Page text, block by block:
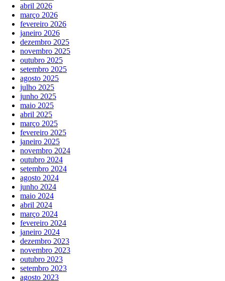
abril 2026
março 2026
fevereiro 2026
janeiro 2026
dezembro 2025
novembro 2025
outubro 2025
setembro 2025
agosto 2025
julho 2025
junho 2025
maio 2025
abril 2025
março 2025
fevereiro 2025
janeiro 2025
novembro 2024
outubro 2024
setembro 2024
agosto 2024
junho 2024
maio 2024
abril 2024
março 2024
fevereiro 2024
janeiro 2024
dezembro 2023
novembro 2023
outubro 2023
setembro 2023
agosto 2023